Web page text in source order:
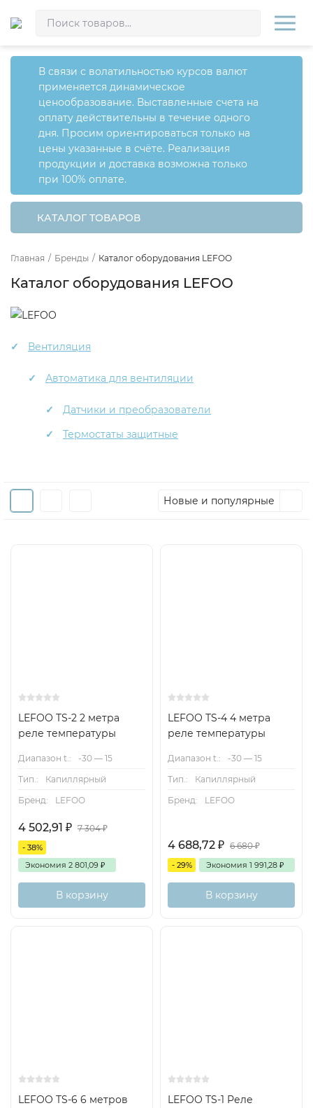
В связи с волатильностью курсов валют
применяется динамическое
ценообразование. Выставленные счета на
оплату действительны в течение одного
дня. Просим ориентироваться только на
цены указанные в счёте. Реализация
продукции и доставка возможна только
при 100% оплате.
КАТАЛОГ ТОВАРОВ
Главная / Бренды / Каталог оборудования LEFOO
Каталог оборудования LEFOO
Вентиляция
Автоматика для вентиляции
Датчики и преобразователи
Термостаты защитные
Новые и популярные
LEFOO TS-2 2 метра
реле температуры
Диапазон t.:
-30 — 15
Тип.:
Капиллярный
Бренд:
LEFOO
4 502,91 ₽ 7 304₽
- 38%
Экономия 2 801,09 ₽
В корзину
LEFOO TS-4 4 метра
реле температуры
Диапазон t.:
-30 — 15
Тип.:
Капиллярный
Бренд:
LEFOO
4 688,72 ₽ 6 680₽
- 29% Экономия 1 991,28 ₽
В корзину
LEFOO TS-6 6 метров
LEFOO TS-1 Реле